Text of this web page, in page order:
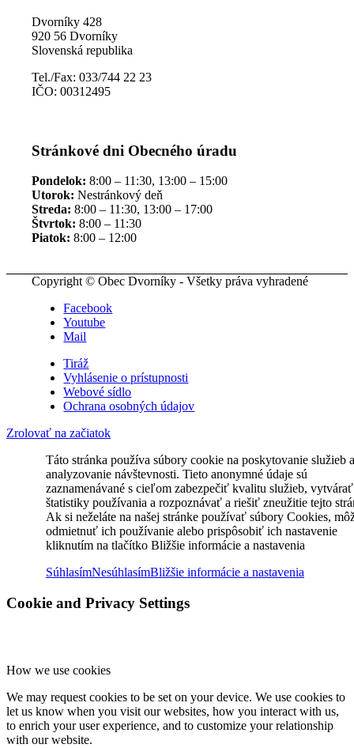
Dvorníky 428
920 56 Dvorníky
Slovenská republika
Tel./Fax: 033/744 22 23
IČO: 00312495
Stránkové dni Obecného úradu
Pondelok: 8:00 – 11:30, 13:00 – 15:00
Utorok: Nestránkový deň
Streda: 8:00 – 11:30, 13:00 – 17:00
Štvrtok: 8:00 – 11:30
Piatok: 8:00 – 12:00
Copyright © Obec Dvorníky - Všetky práva vyhradené
Facebook
Youtube
Mail
Tiráž
Vyhlásenie o prístupnosti
Webové sídlo
Ochrana osobných údajov
Zrolovať na začiatok
Táto stránka používa súbory cookie na poskytovanie služieb a
analyzovanie návštevnosti. Tieto anonymné údaje sú
zaznamenávané s cieľom zabezpečiť kvalitu služieb, vytvárať
štatistiky používania a rozpoznávať a riešiť zneužitie tejto
Ak si neželáte na našej stránke používať súbory Cookies,
odmietnuť ich používanie alebo prispôsobiť ich nastavenie
kliknutím na tlačítko Bližšie informácie a nastavenia
SúhlasímNesúhlasímBližšie informácie a nastavenia
Cookie and Privacy Settings
How we use cookies
We may request cookies to be set on your device. We use cookies to
let us know when you visit our websites, how you interact with us,
to enrich your user experience, and to customize your relationship
with our website.